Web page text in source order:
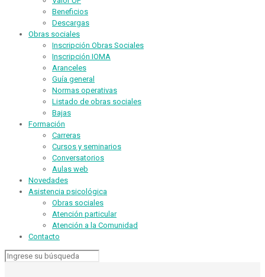
Beneficios
Descargas
Obras sociales
Inscripción Obras Sociales
Inscripción IOMA
Aranceles
Guía general
Normas operativas
Listado de obras sociales
Bajas
Formación
Carreras
Cursos y seminarios
Conversatorios
Aulas web
Novedades
Asistencia psicológica
Obras sociales
Atención particular
Atención a la Comunidad
Contacto